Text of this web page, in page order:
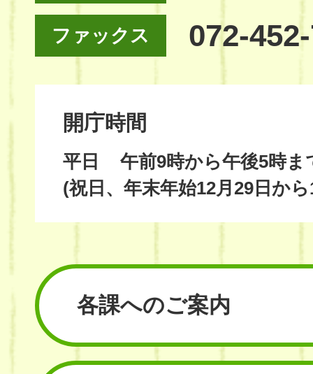
ファックス 072-
開庁時間
平日
午前9時から午後5時ま
(祝日、年末年始12月29日か
各課へのご案内